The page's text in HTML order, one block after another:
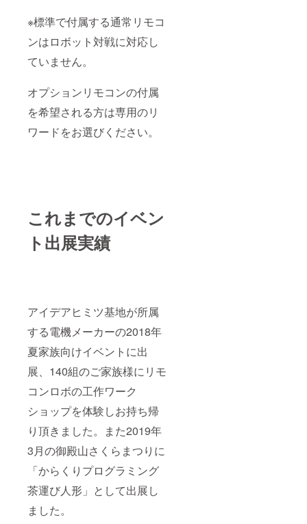
※標準で付属する通常リモコ
ンはロボット対戦に対応し
ていません。
オプションリモコンの付属
を希望される方は専用のリ
ワードをお選びください。
これまでのイベン
ト出展実績
アイデアヒミツ基地が所属
する電機メーカーの2018年
夏家族向けイベントに出
展、140組のご家族様にリモ
コンロボの工作ワーク
ショップを体験しお持ち帰
り頂きました。また2019年
3月の御殿山さくらまつりに
「からくりプログラミング
茶運び人形」として出展し
ました。